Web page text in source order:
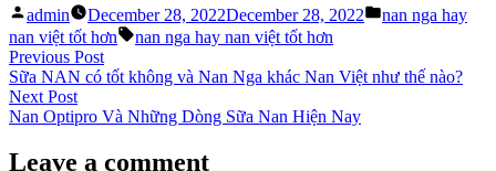
Posted
by
admin December 28, 2022December 28, 2022
Posted
nan nga hay
nan việt tốt hơn
Tags:
nan nga hay nan việt tốt hơn
Post
navigation
Previous PostPrevious
post:
Sữa NAN có tốt không và Nan Nga khác Nan Việt như thế nào?
Next PostNext
post:
Nan Optipro Và Những Dòng Sữa Nan Hiện Nay
Leave a comment